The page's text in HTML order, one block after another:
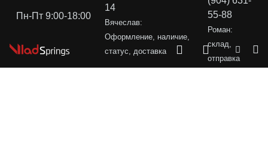
Пн-Пт 9:00-18:00
14
Вячеслав:
Оформление, наличие,
статус, доставка
55-88
Роман:
склад,
отправка